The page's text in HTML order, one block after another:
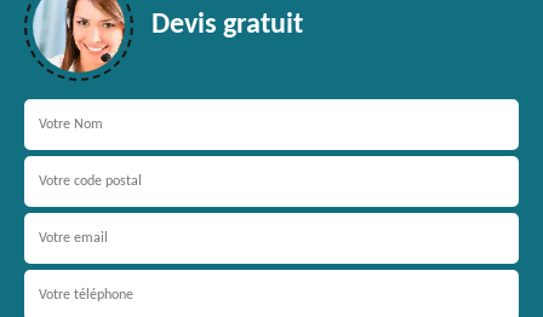
Devis gratuit